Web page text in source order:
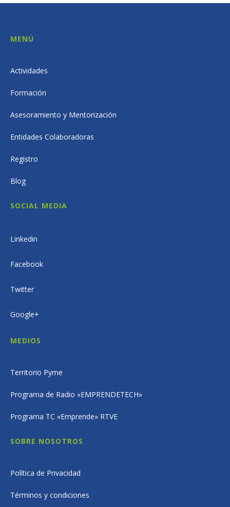
MENÚ
Actividades
Formación
Asesoramiento y Mentorización
Entidades Colaboradoras
Registro
Blog
SOCIAL MEDIA
Linkedin
Facebook
Twitter
Google+
MEDIOS
Territorio Pyme
Programa de Radio «EMPRENDETECH»
Programa TC «Emprende» RTVE
SOBRE NOSOTROS
Política de Privacidad
Términos y condiciones